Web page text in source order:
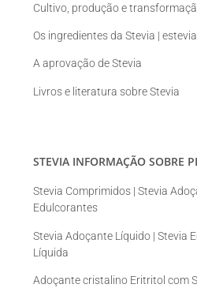
Cultivo, produção e
Os ingredientes da Stevia | estevia
A aprovação de Stevia
Livros e literatura sobre Stevia
STEVIA INFORMAÇÃO SOBRE
Stevia Comprimidos | Stevia
Edulcorantes
Stevia Adoçante Líquido | Stevia
Líquida
Adoçante cristalino Eritritol com